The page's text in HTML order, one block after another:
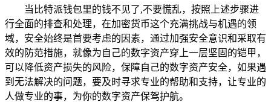
当比特派钱包里的钱不见了,不要慌乱，按照上述步骤进
行全面的排查和处理，在加密货币这个充满挑战与机遇的领
域，安全始终是首要考虑的因素，通过加强安全意识和采取有
效的防范措施，就像为自己的数字资产穿上一层坚固的铠甲，
可以降低资产损失的风险，保障自己的数字资产安全，如果遇
到无法解决的问题，要及时寻求专业的帮助和支持，让专业的
人做专业的事，为你的数字资产保驾护航。